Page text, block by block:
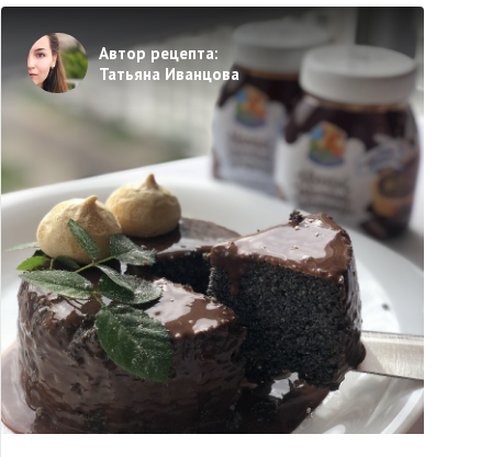
Автор рецепта:
Татьяна Иванцова